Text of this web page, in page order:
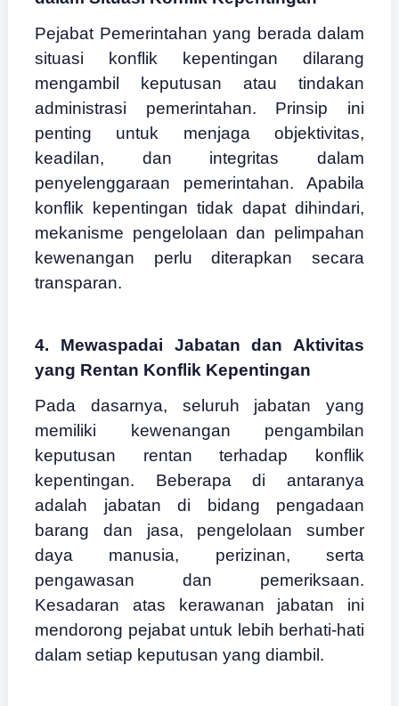
Pejabat Pemerintahan yang berada dalam
situasi konflik kepentingan dilarang
mengambil keputusan atau tindakan
administrasi pemerintahan. Prinsip ini
penting untuk menjaga objektivitas,
keadilan, dan integritas dalam
penyelenggaraan pemerintahan. Apabila
konflik kepentingan tidak dapat dihindari,
mekanisme pengelolaan dan pelimpahan
kewenangan perlu diterapkan secara
transparan.
4. Mewaspadai Jabatan dan Aktivitas
yang Rentan Konflik Kepentingan
Pada dasarnya, seluruh jabatan yang
memiliki kewenangan pengambilan
keputusan rentan terhadap konflik
kepentingan. Beberapa di antaranya
adalah jabatan di bidang pengadaan
barang dan jasa, pengelolaan sumber
daya manusia, perizinan, serta
pengawasan dan pemeriksaan.
Kesadaran atas kerawanan jabatan ini
mendorong pejabat untuk lebih berhati-hati
dalam setiap keputusan yang diambil.